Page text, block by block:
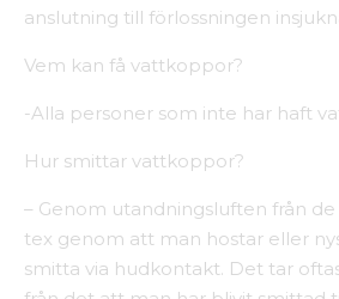
anslutning till förlossningen
Vem kan få vattkoppor?
-Alla personer som inte har haft
Hur smittar vattkoppor?
– Genom utandningsluften från
tex genom att man hostar eller
smitta via hudkontakt. Det tar